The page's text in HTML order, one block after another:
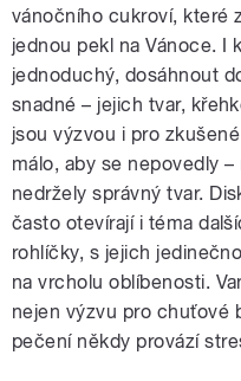
vánočního cukroví, které
jednou pekl na Vánoce. I
jednoduchý, dosáhnout
snadné – jejich tvar,
jsou výzvou i pro
málo, aby se nepovedly
nedržely správný tvar.
často otevírají i téma
rohlíčky, s jejich
na vrcholu oblíbenosti.
nejen výzvu pro chuťové
pečení někdy provází